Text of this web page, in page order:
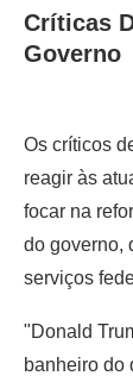
Críticas
Governo
Os críticos
reagir às
focar na
do governo,
serviços
"Donald
banheiro do